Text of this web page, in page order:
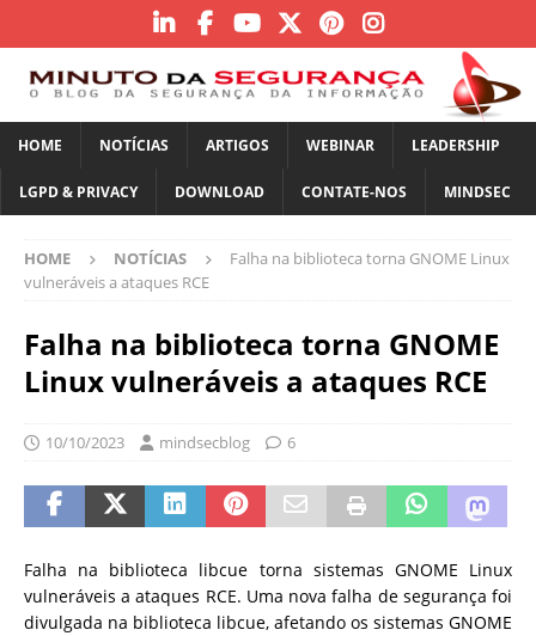
HOME NOTÍCIAS ARTIGOS WEBINAR LEADERSHIP
LGPD & PRIVACY DOWNLOAD CONTATE-NOS MINDSEC
HOME NOTÍCIAS
Falha na biblioteca torna GNOME Linux
vulneráveis ​​a ataques RCE
Falha na biblioteca torna GNOME
Linux vulneráveis ​​a ataques RCE
10/10/2023 mindsecblog 6
Falha na biblioteca libcue torna sistemas GNOME Linux
vulneráveis ​​a ataques RCE. Uma nova falha de segurança foi
divulgada na biblioteca libcue, afetando os sistemas GNOME